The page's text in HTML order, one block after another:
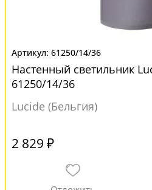
61250/14/36
Настенный светильник
61250/14/36
Lucide (Бельгия)
2 829 ₽